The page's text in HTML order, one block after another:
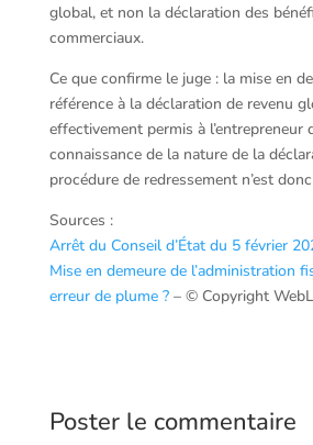
global, et non la déclaration des
commerciaux.
Ce que confirme le juge : la mise en
référence à la déclaration de revenu
effectivement permis à l’entrepreneur
connaissance de la nature de la
procédure de redressement n’est
Sources :
Arrêt du Conseil d’État du 5 février
Mise en demeure de l’administration
erreur de plume ?– © Copyright
Poster le commentaire